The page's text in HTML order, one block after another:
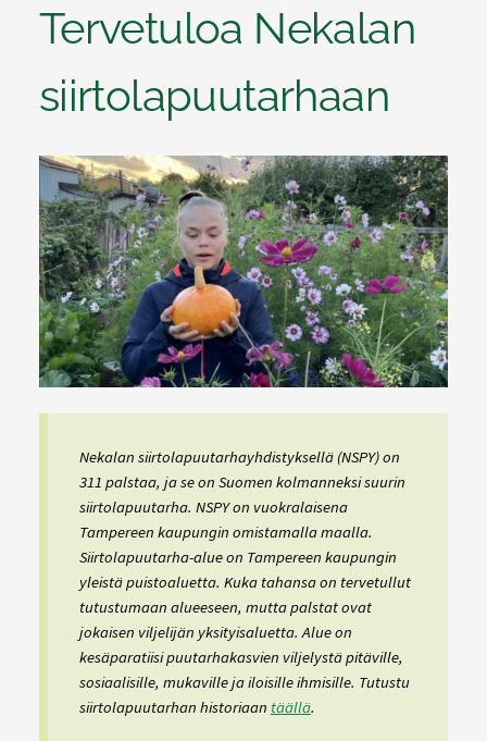
Tervetuloa Nekalan
siirtolapuutarhaan
Nekalan siirtolapuutarhayhdistyksellä (NSPY) on
311 palstaa, ja se on Suomen kolmanneksi suurin
siirtolapuutarha. NSPY on vuokralaisena
Tampereen kaupungin omistamalla maalla.
Siirtolapuutarha-alue on Tampereen kaupungin
yleistä puistoaluetta. Kuka tahansa on tervetullut
tutustumaan alueeseen, mutta palstat ovat
jokaisen viljelijän yksityisaluetta. Alue on
kesäparatiisi puutarhakasvien viljelystä pitäville,
sosiaalisille, mukaville ja iloisille ihmisille. Tutustu
siirtolapuutarhan historiaan täällä.